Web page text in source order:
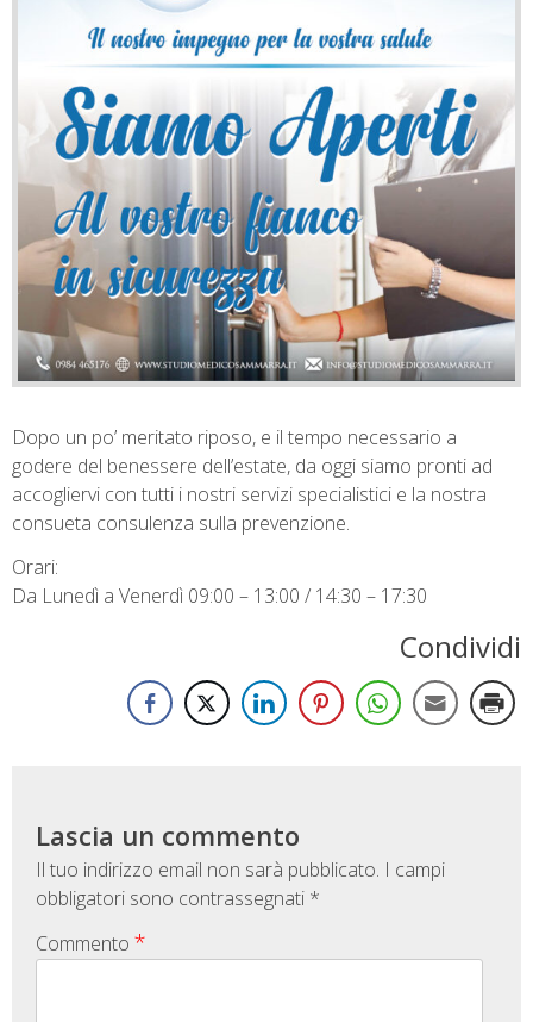
Dopo un po’ meritato riposo, e il tempo necessario a
godere del benessere dell’estate, da oggi siamo pronti ad
accogliervi con tutti i nostri servizi specialistici e la nostra
consueta consulenza sulla prevenzione.
Orari:
Da Lunedì a Venerdì 09:00 – 13:00 / 14:30 – 17:30
Condividi
Lascia un commento
Il tuo indirizzo email non sarà pubblicato. I campi
obbligatori sono contrassegnati *
Commento *